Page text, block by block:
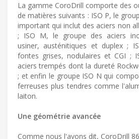
La gamme CoroDrill comporte des
de matières suivants : ISO P, le
important qui inclut des aciers non
; ISO M, le groupe des aciers
usiner, austénitiques et duplex ;
fontes grises, nodulaires et CGI ;
aciers trempés dont la dureté
; et enfin le groupe ISO N qui
ferreuses plus tendres comme
laiton.
Une géométrie avancée
Comme nous l'avons dit, CoroDrill